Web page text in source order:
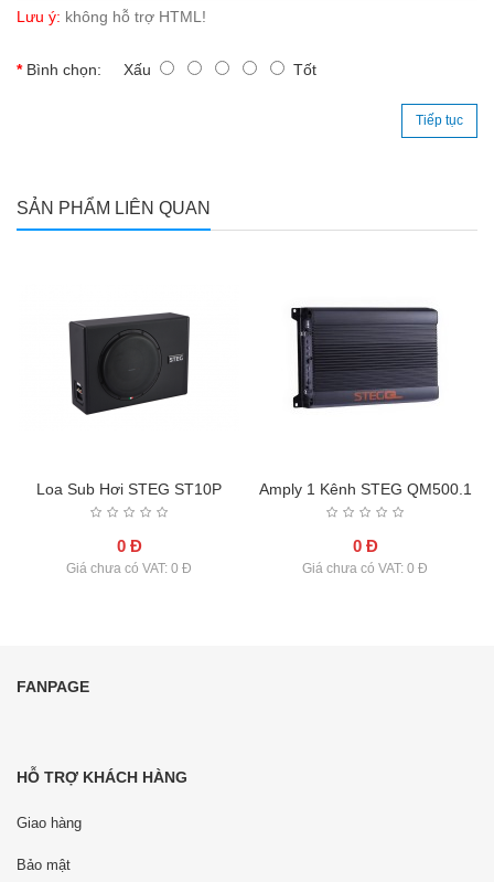
Lưu ý: không hỗ trợ HTML!
Bình chọn: Xấu Tốt
Tiếp tục
SẢN PHẨM LIÊN QUAN
Loa Sub Hơi STEG ST10P
0 Đ
Giá chưa có VAT: 0 Đ
Amply 1 Kênh STEG QM500.1
0 Đ
Giá chưa có VAT: 0 Đ
FANPAGE
HỖ TRỢ KHÁCH HÀNG
Giao hàng
Bảo mật